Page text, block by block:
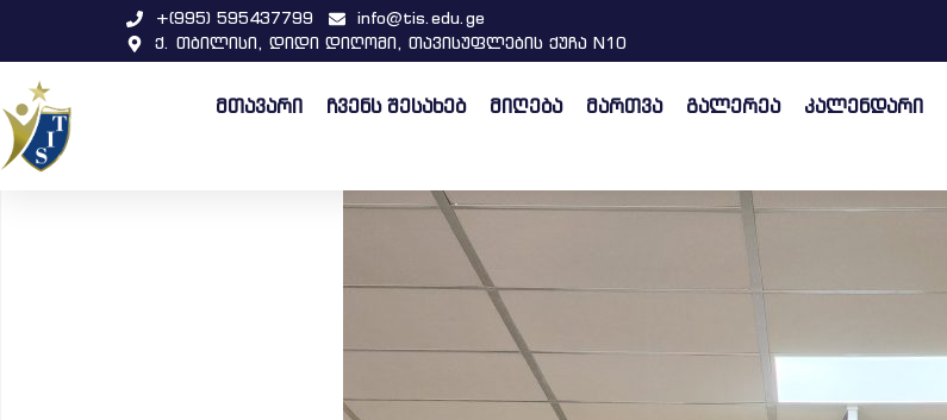
+(995) 595437799
info@tis.edu.ge
ქ. თბილისი, დიდი დიღომი, თავისუფლების ქუჩა N10
მთავარი ჩვენს შესახებ მიღება მართვა გალერეა კალენდარი